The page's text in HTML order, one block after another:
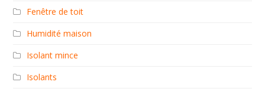
Fenêtre de toit
Humidité maison
Isolant mince
Isolants